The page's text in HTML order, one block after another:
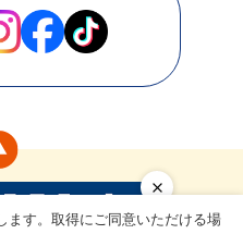
ます。取得にご同意いただける場